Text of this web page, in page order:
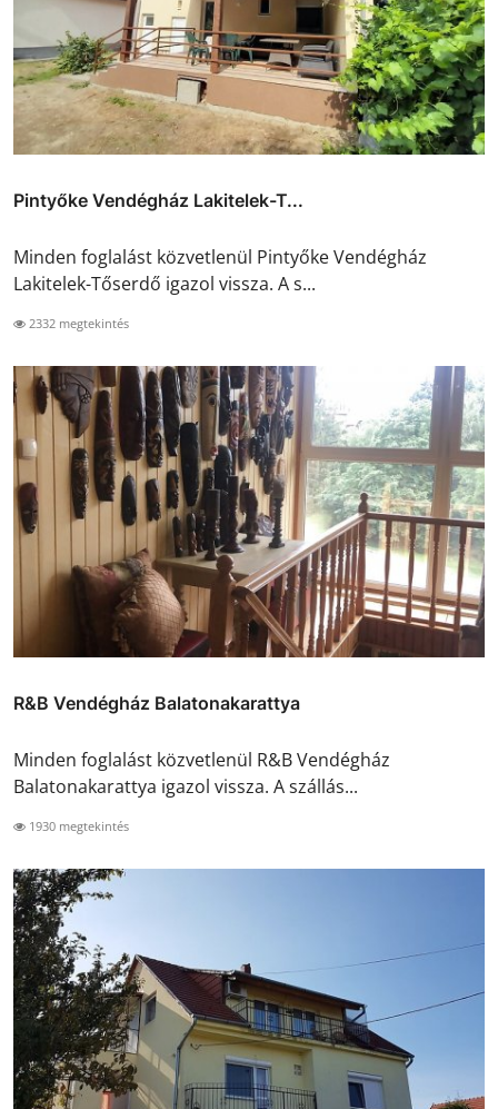
Pintyőke Vendégház Lakitelek-T...
Minden foglalást közvetlenül Pintyőke Vendégház
Lakitelek-Tőserdő igazol vissza. A s...
2332 megtekintés
R&B Vendégház Balatonakarattya
Minden foglalást közvetlenül R&B Vendégház
Balatonakarattya igazol vissza. A szállás...
1930 megtekintés